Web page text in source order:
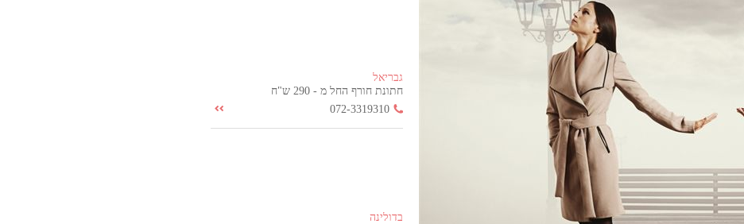
גבריאל
חתונת חורף החל מ - 290 ש"ח
072-3319310
בדולינה